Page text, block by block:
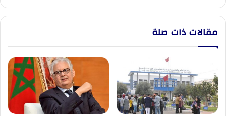
مقالات ذات صلة